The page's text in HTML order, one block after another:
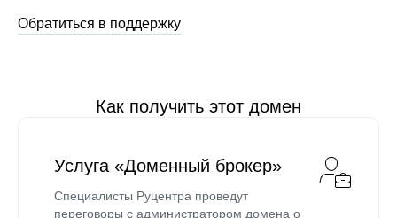
Обратиться в поддержку
Как получить этот домен
Услуга «Доменный брокер»
Специалисты Руцентра проведут
переговоры с администратором домена о